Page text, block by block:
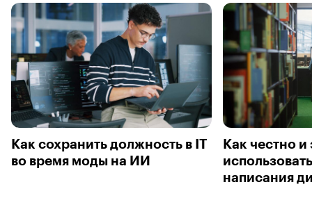
Как сохранить должность в IT
во время моды на ИИ
Как честно
написания